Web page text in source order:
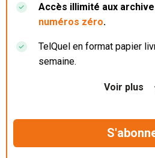
Accès illimité aux
numéros zéro.
TelQuel en format papier
semaine.
Nos articles en illimité sur
Le magazine TelQuel en
Voir plus